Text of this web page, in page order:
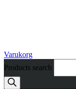
Varukorg
Products search